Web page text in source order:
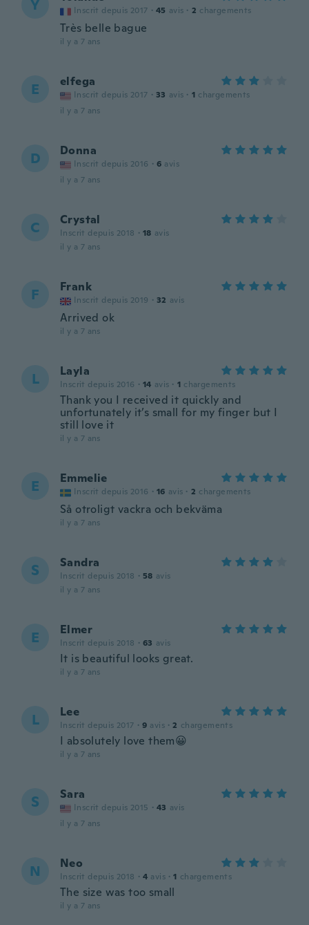
Y Inscrit depuis 2017 · 45 avis · 2 chargements
Très belle bague
il y a 7 ans
E elfega
Inscrit depuis 2017 · 33 avis · 1 chargements
il y a 7 ans
D Donna
Inscrit depuis 2016 · 6 avis
il y a 7 ans
C Crystal
Inscrit depuis 2018 · 18 avis
il y a 7 ans
F Frank
Inscrit depuis 2019 · 32 avis
Arrived ok
il y a 7 ans
L Layla
Inscrit depuis 2016 · 14 avis · 1 chargements
Thank you I received it quickly and
unfortunately it’s small for my finger but I
still love it
il y a 7 ans
E Emmelie
Inscrit depuis 2016 · 16 avis · 2 chargements
Så otroligt vackra och bekväma
il y a 7 ans
S Sandra
Inscrit depuis 2018 · 58 avis
il y a 7 ans
E Elmer
Inscrit depuis 2018 · 63 avis
It is beautiful looks great.
il y a 7 ans
L Lee
Inscrit depuis 2017 · 9 avis · 2 chargements
I absolutely love them😀
il y a 7 ans
S Sara
Inscrit depuis 2015 · 43 avis
il y a 7 ans
N Neo
Inscrit depuis 2018 · 4 avis · 1 chargements
The size was too small
il y a 7 ans